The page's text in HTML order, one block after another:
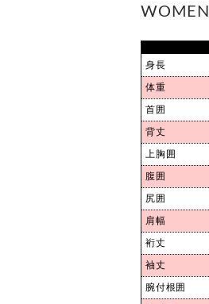
WOMEN
身長
体重
首囲
背丈
上胸囲
腹囲
尻囲
肩幅
裄丈
袖丈
腕付根囲